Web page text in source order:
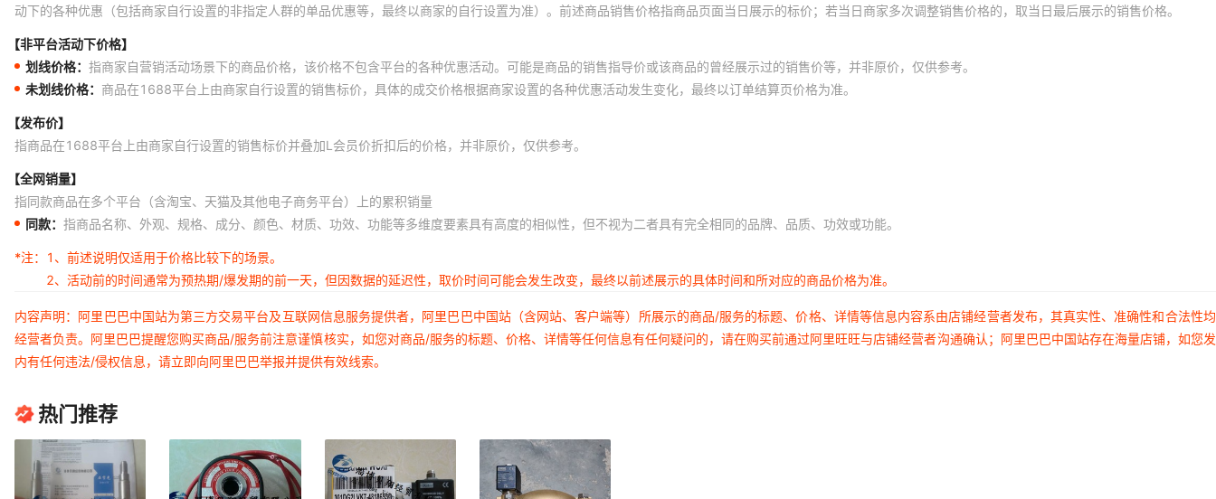
动下的各种优惠（包括商家自行设置的非指定人群的单品优惠等，最终以商家的自行设置为准）。前述商品销售价格指商品页面当日展示的标价；若当日商家多次调整销售价格的，取当日最后展示的销售价格。
【非平台活动下价格】
划线价格： 指商家自营销活动场景下的商品价格，该价格不包含平台的各种优惠活动。可能是商品的销售指导价或该商品的曾经展示过的销售价等，并非原价，仅供参考。
未划线价格： 商品在1688平台上由商家自行设置的销售标价，具体的成交价格根据商家设置的各种优惠活动发生变化，最终以订单结算页价格为准。
【发布价】
指商品在1688平台上由商家自行设置的销售标价并叠加L会员价折扣后的价格，并非原价，仅供参考。
【全网销量】
指同款商品在多个平台（含淘宝、天猫及其他电子商务平台）上的累积销量
同款： 指商品名称、外观、规格、成分、颜色、材质、功效、功能等多维度要素具有高度的相似性，但不视为二者具有完全相同的品牌、品质、功效或功能。
*注：
1、前述说明仅适用于价格比较下的场景。
2、活动前的时间通常为预热期/爆发期的前一天，但因数据的延迟性，取价时间可能会发生改变，最终以前述展示的具体时间和所对应的商品价格为准。
内容声明：阿里巴巴中国站为第三方交易平台及互联网信息服务提供者，阿里巴巴中国站（含网站、客户端等）所展示的商品/服务的标题、价格、详情等信息内容系由店铺经营者发布，其真实性、准确性和合法性
经营者负责。阿里巴巴提醒您购买商品/服务前注意谨慎核实，如您对商品/服务的标题、价格、详情等任何信息有任何疑问的，请在购买前通过阿里旺旺与店铺经营者沟通确认；阿里巴巴中国站存在海量店铺，如您
内有任何违法/侵权信息，请立即向阿里巴巴举报并提供有效线索。
热门推荐